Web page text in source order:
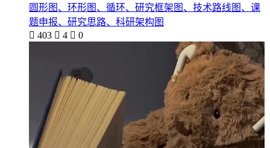
圆形图、环形图、循环、研究框架图、技术路线图、课
题申报、研究思路、科研架构图
 403  4  0